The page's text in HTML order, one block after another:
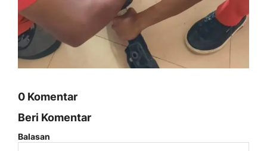
0 Komentar
Beri Komentar
Balasan